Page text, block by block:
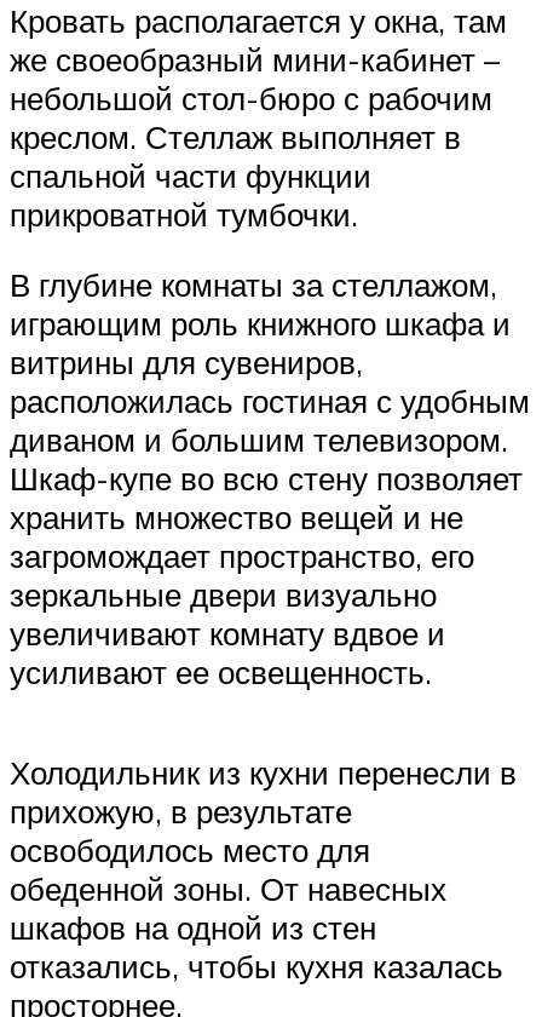
Кровать располагается у окна, там
же своеобразный мини-кабинет –
небольшой стол-бюро с рабочим
креслом. Стеллаж выполняет в
спальной части функции
прикроватной тумбочки.
В глубине комнаты за стеллажом,
играющим роль книжного шкафа и
витрины для сувениров,
расположилась гостиная с удобным
диваном и большим телевизором.
Шкаф-купе во всю стену позволяет
хранить множество вещей и не
загромождает пространство, его
зеркальные двери визуально
увеличивают комнату вдвое и
усиливают ее освещенность.
Холодильник из кухни перенесли в
прихожую, в результате
освободилось место для
обеденной зоны. От навесных
шкафов на одной из стен
отказались, чтобы кухня казалась
просторнее.